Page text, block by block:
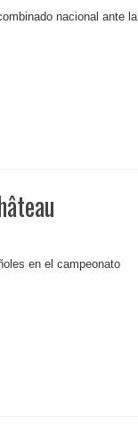
nacional ante la
en el campeonato